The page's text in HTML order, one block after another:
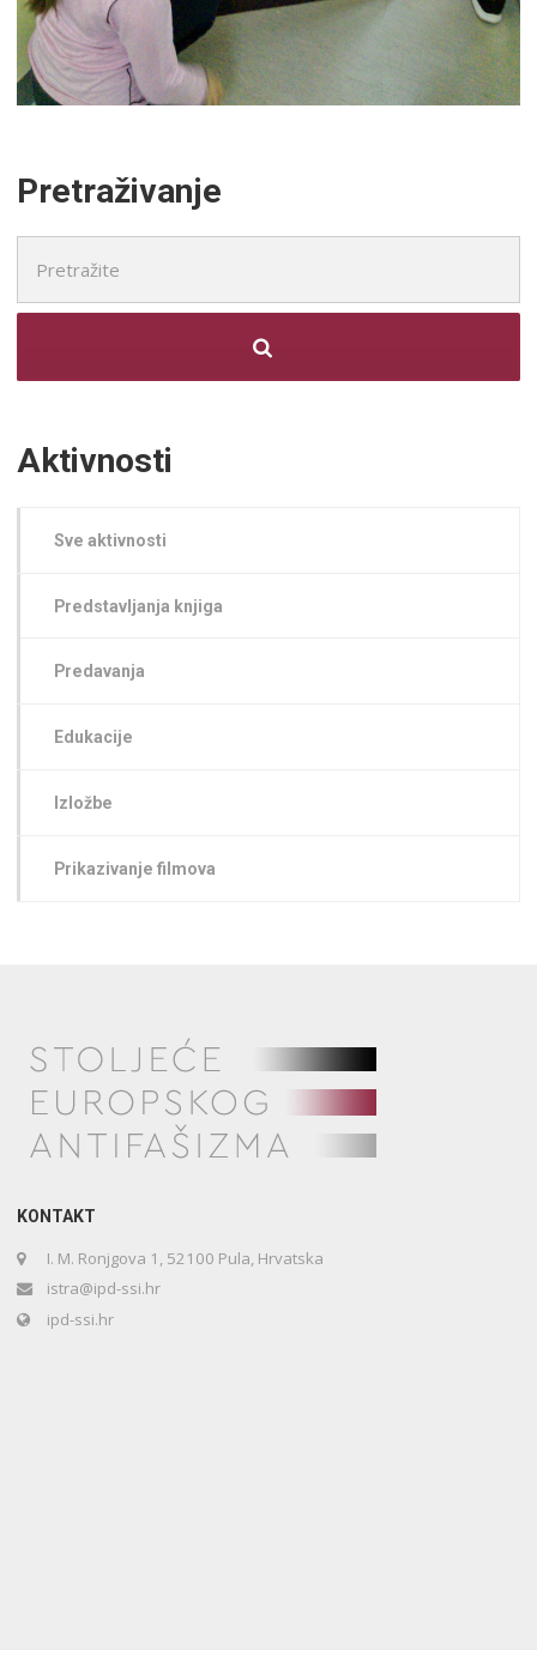
Pretraživanje
Aktivnosti
Sve aktivnosti
Predstavljanja knjiga
Predavanja
Edukacije
Izložbe
Prikazivanje filmova
KONTAKT
I. M. Ronjgova 1, 52100 Pula, Hrvatska
istra@ipd-ssi.hr
ipd-ssi.hr